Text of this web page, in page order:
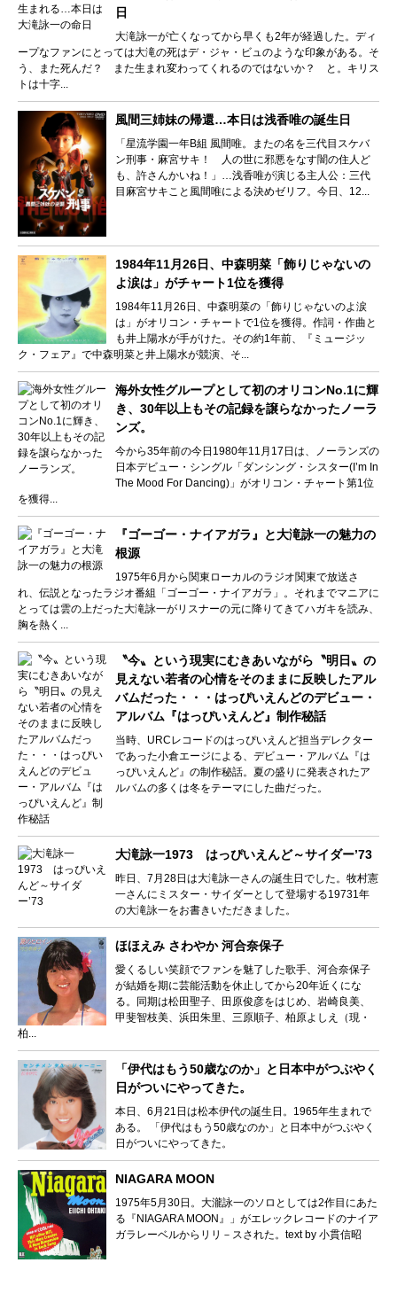
日
大滝詠一が亡くなってから早くも2年が経過した。ディ
ープなファンにとっては大滝の死はデ・ジャ・ビュのような印象がある。そ
う、また死んだ？ また生まれ変わってくれるのではないか？ と。キリス
トは十字...
風間三姉妹の帰還…本日は浅香唯の誕生日
「星流学園一年B組 風間唯。またの名を三代目スケバ
ン刑事・麻宮サキ！ 人の世に邪悪をなす闇の住人ど
も、許さんかいね！」…浅香唯が演じる主人公：三代
目麻宮サキこと風間唯による決めゼリフ。今日、12...
1984年11月26日、中森明菜「飾りじゃないの
よ涙は」がチャート1位を獲得
1984年11月26日、中森明菜の「飾りじゃないのよ涙
は」がオリコン・チャートで1位を獲得。作詞・作曲と
も井上陽水が手がけた。その約1年前、『ミュージッ
ク・フェア』で中森明菜と井上陽水が競演、そ...
海外女性グループとして初のオリコンNo.1に輝
き、30年以上もその記録を譲らなかったノーラ
ンズ。
今から35年前の今日1980年11月17日は、ノーランズの
日本デビュー・シングル「ダンシング・シスター(I’m In
The Mood For Dancing)」がオリコン・チャート第1位
を獲得...
『ゴーゴー・ナイアガラ』と大滝詠一の魅力の
根源
1975年6月から関東ローカルのラジオ関東で放送さ
れ、伝説となったラジオ番組「ゴーゴー・ナイアガラ」。それまでマニアに
とっては雲の上だった大滝詠一がリスナーの元に降りてきてハガキを読み、
胸を熱く...
〝今〟という現実にむきあいながら〝明日〟の
見えない若者の心情をそのままに反映したアル
バムだった・・・はっぴいえんどのデビュー・
アルバム『はっぴいえんど』制作秘話
当時、URCレコードのはっぴいえんど担当デレクター
であった小倉エージによる、デビュー・アルバム『は
っぴいえんど』の制作秘話。夏の盛りに発表されたア
ルバムの多くは冬をテーマにした曲だった。
大滝詠一1973 はっぴいえんど～サイダー’73
昨日、7月28日は大滝詠一さんの誕生日でした。牧村憲
一さんにミスター・サイダーとして登場する19731年
の大滝詠一をお書きいただきました。
ほほえみ さわやか 河合奈保子
愛くるしい笑顔でファンを魅了した歌手、河合奈保子
が結婚を期に芸能活動を休止してから20年近くにな
る。同期は松田聖子、田原俊彦をはじめ、岩崎良美、
甲斐智枝美、浜田朱里、三原順子、柏原よしえ（現・
柏...
「伊代はもう50歳なのか」と日本中がつぶやく
日がついにやってきた。
本日、6月21日は松本伊代の誕生日。1965年生まれで
ある。 「伊代はもう50歳なのか」と日本中がつぶやく
日がついにやってきた。
NIAGARA MOON
1975年5月30日。大瀧詠一のソロとしては2作目にあた
る『NIAGARA MOON』」がエレックレコードのナイア
ガラレーベルからリリ－スされた。text by 小貫信昭